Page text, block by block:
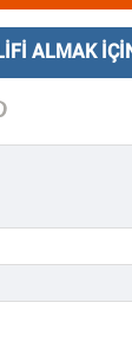
ALMAK